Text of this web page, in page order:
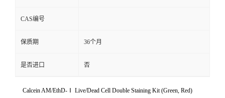
CAS编号
保质期 36个月
是否进口 否
Calcein AM/EthD-Ⅰ Live/Dead Cell Double Staining Kit (Green, Red)